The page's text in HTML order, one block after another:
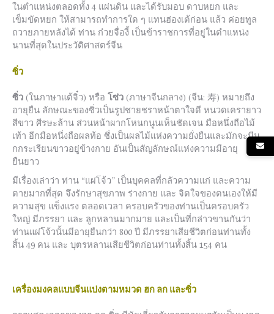
ในตำแหน่งตลอดทั้ง 4 แผ่นดิน และได้รับมอบ ดาบหยก และ
เข็มขัดหยก ให้สามารถทำการใด ๆ แทนฮ่องเต้ก่อน แล้ว ค่อยทูล
ถวายภายหลังได้ ท่าน ก๋วยจื่องี้ เป็นข้าราชการที่อยู่ในตำแหน่ง
นานที่สุดในประวัติศาสตร์จีน
ซิ่ว
ซิ่ว (ในภาษาแต้จิ๋ว) หรือ โซ่ว (ภาษาจีนกลาง) (จีน: 寿) หมายถึง
อายุยืน ลักษณะของซิ่วเป็นรูปชายชราหน้าตาใจดี หนวดเครายาว
สีขาว ศีรษะล้าน ส่วนหน้าผากโหนกนูนเห็นชัดเจน มือหนึ่งถือไม้
เท้า อีกมือหนึ่งถือผลท้อ ซึ่งเป็นผลไม้แห่งความยั่งยืนและมักจะมีน
กกระเรียนขาวอยู่ข้างกาย อันเป็นสัญลักษณ์แห่งความมีอายุ
ยืนยาว
มีเรื่องเล่าว่า ท่าน “แผ่โจ้ว” เป็นบุคคลที่กลัวความแก่ และความ
ตายมากที่สุด จึงรักษาสุขภาพ ร่างกาย และ จิตใจของตนเองให้มี
ความสุข แข็งแรง ตลอดเวลา ครอบครัวของท่านเป็นครอบครัว
ใหญ่ มีภรรยา และ ลูกหลานมากมาย และเป็นที่กล่าวขานกันว่า
ท่านแผ่โจ้วนั้นมีอายุยืนกว่า 800 ปี มีภรรยาเสียชีวิตก่อนท่านทั้ง
สิ้น 49 คน และ บุตรหลานเสียชีวิตก่อนท่านทั้งสิ้น 154 คน
เครื่องมงคลแบบจีนแบ่งตามหมวด ฮก ลก และซิ่ว